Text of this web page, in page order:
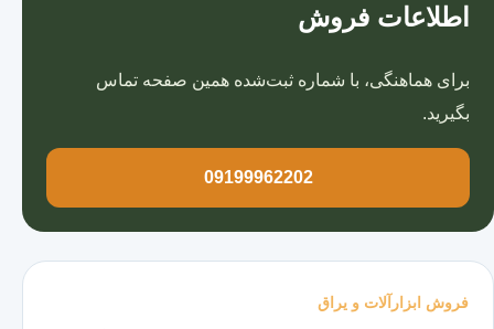
فروش ابزارآلات و یراق
اطلاعات فروش
برای هماهنگی، با شماره ثبت‌شده همین صفحه تماس
بگیرید.
09199962202